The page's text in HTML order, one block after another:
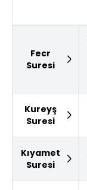
Fecr
Suresi
Kureyş
Suresi
Kıyamet
Suresi